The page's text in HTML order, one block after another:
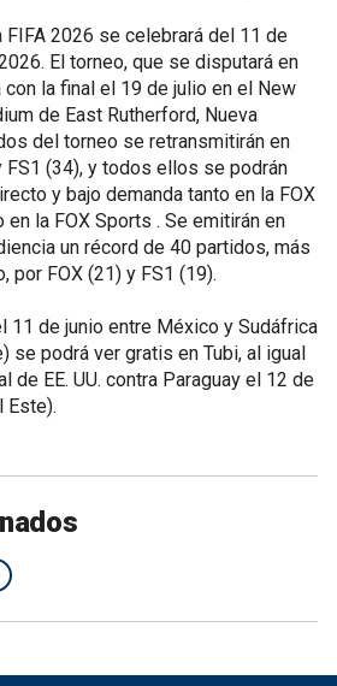
FIFA 2026 se celebrará del 11 de
El torneo, que se disputará en
la final el 19 de julio en el New
de East Rutherford, Nueva
del torneo se retransmitirán en
FS1 (34), y todos ellos se podrán
y bajo demanda tanto en la FOX
en la FOX Sports . Se emitirán en
un récord de 40 partidos, más
por FOX (21) y FS1 (19).
11 de junio entre México y Sudáfrica
se podrá ver gratis en Tubi, al igual
de EE. UU. contra Paraguay el 12 de
Este).